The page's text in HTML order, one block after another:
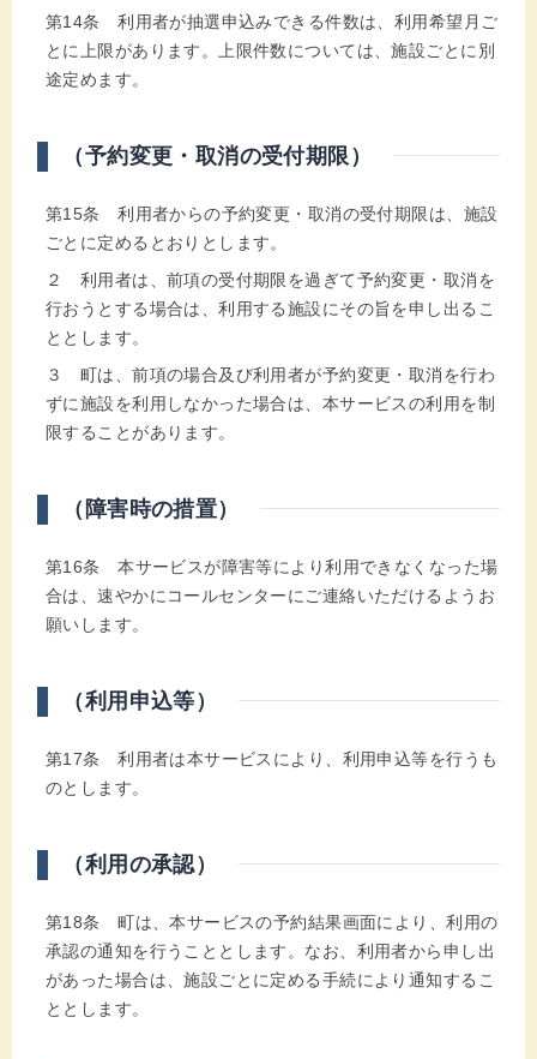
第14条 利用者が抽選申込みできる件数は、利用希望月ご
とに上限があります。上限件数については、施設ごとに別
途定めます。
（予約変更・取消の受付期限）
第15条 利用者からの予約変更・取消の受付期限は、施設
ごとに定めるとおりとします。
２ 利用者は、前項の受付期限を過ぎて予約変更・取消を
行おうとする場合は、利用する施設にその旨を申し出るこ
ととします。
３ 町は、前項の場合及び利用者が予約変更・取消を行わ
ずに施設を利用しなかった場合は、本サービスの利用を制
限することがあります。
（障害時の措置）
第16条 本サービスが障害等により利用できなくなった場
合は、速やかにコールセンターにご連絡いただけるようお
願いします。
（利用申込等）
第17条 利用者は本サービスにより、利用申込等を行うも
のとします。
（利用の承認）
第18条 町は、本サービスの予約結果画面により、利用の
承認の通知を行うこととします。なお、利用者から申し出
があった場合は、施設ごとに定める手続により通知するこ
ととします。